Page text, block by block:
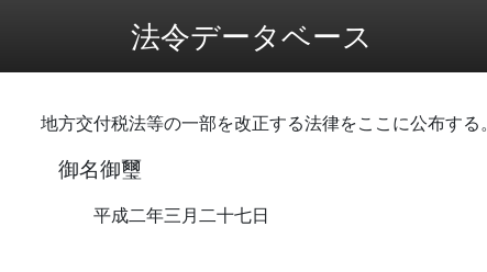
法令データベース
地方交付税法等の一部を改正する法律をここに公布する。
御名御璽
平成二年三月二十七日